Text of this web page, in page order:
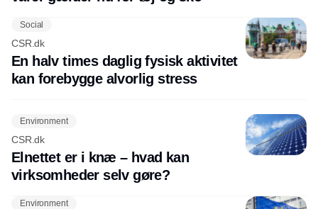
Social
CSR.dk
En halv times daglig fysisk aktivitet
kan forebygge alvorlig stress
Environment
CSR.dk
Elnettet er i knæ – hvad kan
virksomheder selv gøre?
Environment